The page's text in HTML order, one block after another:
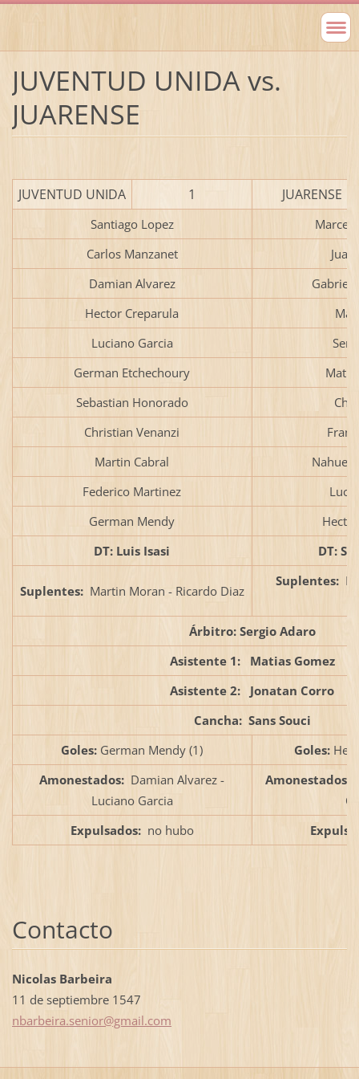
JUVENTUD UNIDA vs.
JUARENSE
JUVENTUD UNIDA 1 JUARENSE
Santiago Lopez
Carlos Manzanet
Damian Alvarez
Gabriel
Hector Creparula
Luciano Garcia
German Etchechoury
Sebastian Honorado
Christian Venanzi
Martin Cabral
Nahuel
Federico Martinez
German Mendy
DT: Luis Isasi
DT:
Suplentes: Martin Moran - Ricardo Diaz
Suplentes:
Árbitro: Sergio Adaro
Asistente 1: Matias Gomez
Asistente 2: Jonatan Corro
Cancha: Sans Souci
Goles: German Mendy (1) Goles:
Amonestados: Damian Alvarez -
Luciano Garcia
Amonestados:
Expulsados:no hubo
Contacto
Nicolas Barbeira
11 de septiembre 1547
nbarbeira.senior@gmail.com